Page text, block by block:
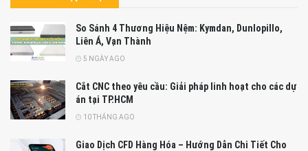
So Sánh 4 Thương Hiệu Nệm: Kymdan, Dunlopillo,
Liên Á, Vạn Thành
5 NGÀY AGO
Cắt CNC theo yêu cầu: Giải pháp linh hoạt cho các dự
án tại TP.HCM
10 THÁNG AGO
Giao Dịch CFD Hàng Hóa – Hướng Dẫn Chi Tiết Cho